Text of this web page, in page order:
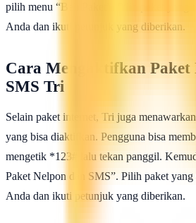
pilih menu “Beli Paket”. Pilih paket yang
Anda dan ikuti petunjuk yang diberikan.
Cara Mengaktifkan Paket
SMS Tri
Selain paket internet, Tri juga
yang bisa diaktifkan. Pengguna bisa
mengetik *123# lalu tekan panggil.
Paket Nelpon dan SMS”. Pilih paket yang
Anda dan ikuti petunjuk yang diberikan.